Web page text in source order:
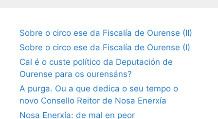
Sobre o circo ese da Fiscalía de Ourense (II)
Sobre o circo ese da Fiscalía de Ourense (I)
Cal é o custe político da Deputación de
Ourense para os ourensáns?
A purga. Ou a que dedica o seu tempo o
novo Consello Reitor de Nosa Enerxía
Nosa Enerxía: de mal en peor